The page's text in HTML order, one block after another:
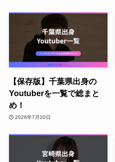
【保存版】千葉県出身の
Youtuberを一覧で総まと
め！
2026年7月20日